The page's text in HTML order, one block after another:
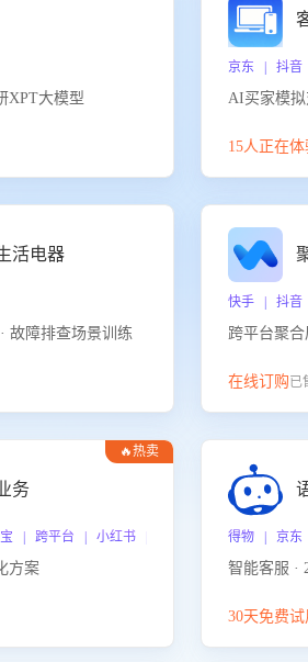
XPT大模型
京东 | 抖音
AI买家模拟
15人正在体
活电器
故障排查场景训练
快手 | 抖
跨平台聚
在线订购已
🔥热卖
务
| 跨平台 | 小红书 | 得物 | 企业微信
方案
得物 | 京
智能客服 ·
30天免费试